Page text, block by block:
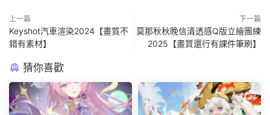
上一篇
Keyshot汽車渲染2024【畫質不
錯有素材】
下一篇
莫那秋秋晚信清透感Q版立繪團練
2025【畫質還行有課件筆刷】
猜你喜歡